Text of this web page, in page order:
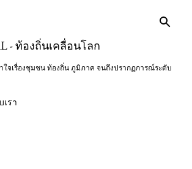
- ท้องถิ่นเคลื่อนโลก
ใจเรื่องชุมชน ท้องถิ่น ภูมิภาค จนถึงปรากฏการณ์ระดับ
เรา